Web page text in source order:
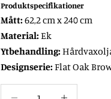
Produktspecifikationer
Mått:62,2 cm x 240 cm
Material:Ek
Ytbehandling:
Designserie:Flat Oak
Öka antal